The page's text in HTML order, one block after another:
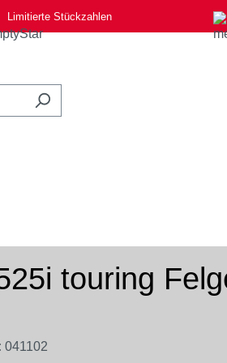
Limitierte Stückzahlen
touring
041102